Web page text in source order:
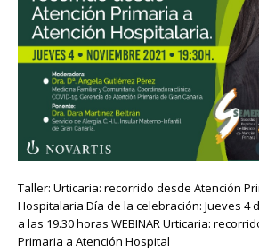
Taller: Urticaria: recorrido desde Atención
Hospitalaria Día de la celebración: Jueves 4
a las 19.30 horas WEBINAR Urticaria:
Primaria a Atención Hospital